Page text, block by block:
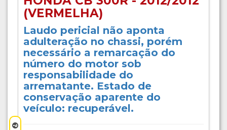
(VERMELHA)
Laudo pericial não aponta
adulteração no chassi, porém
necessário a remarcação do
número do motor sob
responsabilidade do
arrematante. Estado de
conservação aparente do
veículo: recuperável.